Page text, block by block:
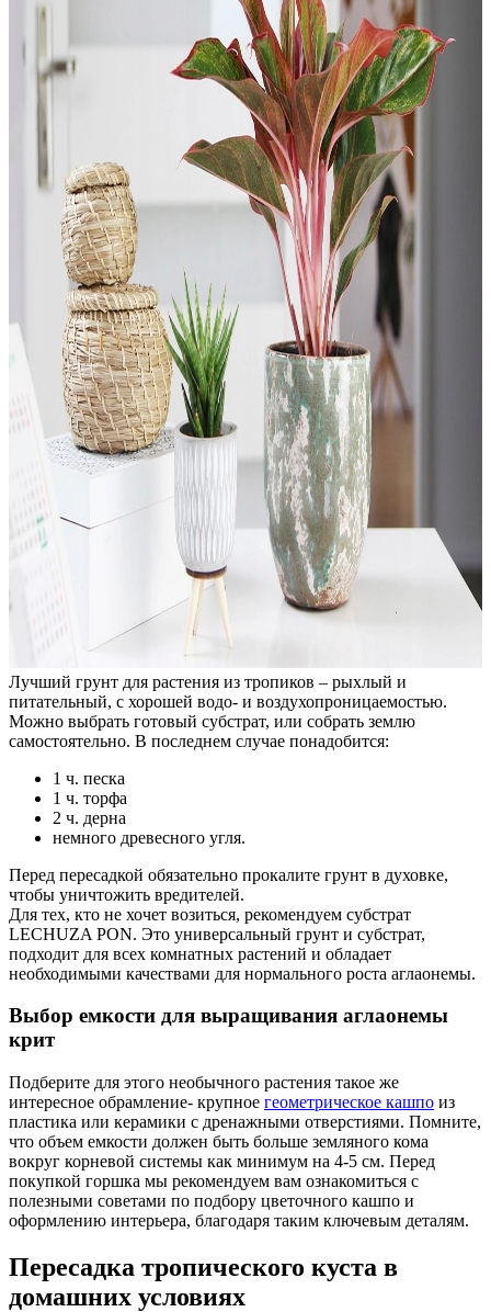
Лучший грунт для растения из тропиков – рыхлый и
питательный, с хорошей водо- и воздухопроницаемостью.
Можно выбрать готовый субстрат, или собрать землю
самостоятельно. В последнем случае понадобится:
1 ч. песка
1 ч. торфа
2 ч. дерна
немного древесного угля.
Перед пересадкой обязательно прокалите грунт в духовке,
чтобы уничтожить вредителей.
Для тех, кто не хочет возиться, рекомендуем субстрат
LECHUZA PON. Это универсальный грунт и субстрат,
подходит для всех комнатных растений и обладает
необходимыми качествами для нормального роста аглаонемы.
Выбор емкости для выращивания аглаонемы
крит
Подберите для этого необычного растения такое же
интересное обрамление- крупное геометрическое кашпо из
пластика или керамики с дренажными отверстиями. Помните,
что объем емкости должен быть больше земляного кома
вокруг корневой системы как минимум на 4-5 см. Перед
покупкой горшка мы рекомендуем вам ознакомиться с
полезными советами по подбору цветочного кашпо и
оформлению интерьера, благодаря таким ключевым деталям.
Пересадка тропического куста в
домашних условиях